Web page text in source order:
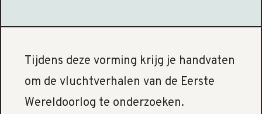
Tijdens deze vorming krijg je handvaten
om de vluchtverhalen van de Eerste
Wereldoorlog te onderzoeken.